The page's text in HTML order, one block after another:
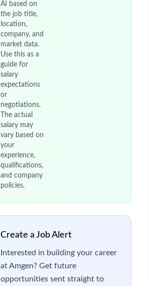
AI based on
the job title,
location,
company, and
market data.
Use this as a
guide for
salary
expectations
or
negotiations.
The actual
salary may
vary based on
your
experience,
qualifications,
and company
policies.
Create a Job Alert
Interested in building your career
at Amgen? Get future
opportunities sent straight to